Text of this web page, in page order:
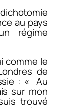
au pays
régime
comme le
de
: « Au
sur mon
trouvé